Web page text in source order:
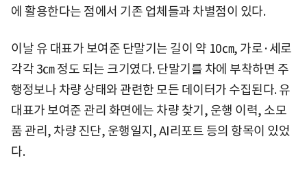
에 활용한다는 점에서 기존 업체들과 차별점이 있다.
이날 유 대표가 보여준 단말기는 길이 약 10㎝, 가로·세로
각각 3㎝ 정도 되는 크기였다. 단말기를 차에 부착하면 주
행정보나 차량 상태와 관련한 모든 데이터가 수집된다. 유
대표가 보여준 관리 화면에는 차량 찾기, 운행 이력, 소모
품 관리, 차량 진단, 운행일지, AI리포트 등의 항목이 있었
다.